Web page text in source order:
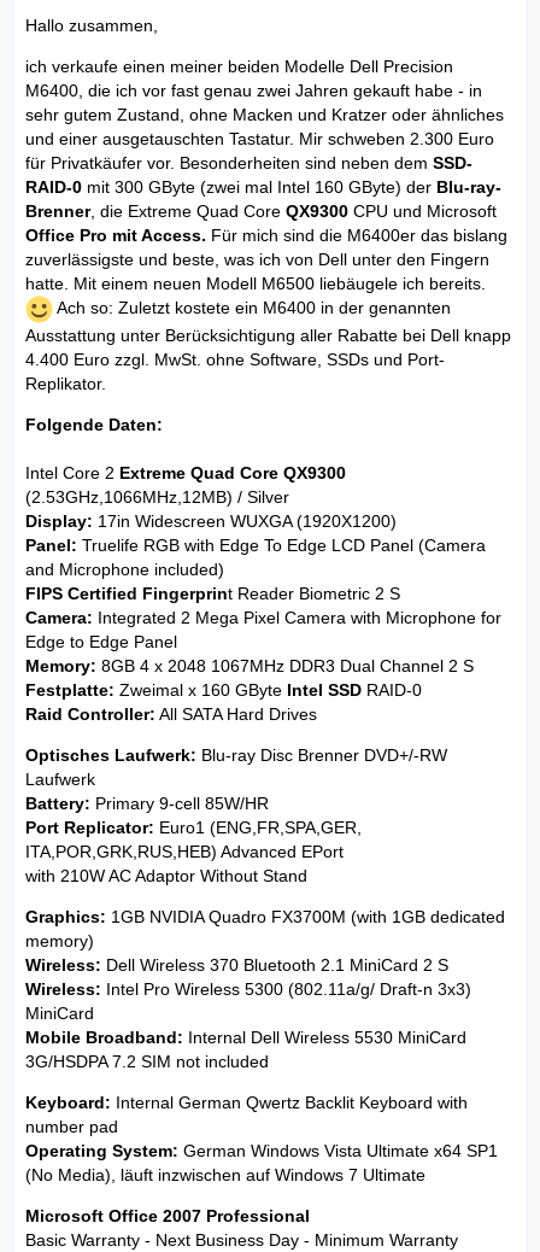
Hallo zusammen,
ich verkaufe einen meiner beiden Modelle Dell Precision
M6400, die ich vor fast genau zwei Jahren gekauft habe - in
sehr gutem Zustand, ohne Macken und Kratzer oder ähnliches
und einer ausgetauschten Tastatur. Mir schweben 2.300 Euro
für Privatkäufer vor. Besonderheiten sind neben dem SSD-
RAID-0 mit 300 GByte (zwei mal Intel 160 GByte) der Blu-ray-
Brenner, die Extreme Quad Core QX9300 CPU und Microsoft
Office Pro mit Access. Für mich sind die M6400er das bislang
zuverlässigste und beste, was ich von Dell unter den Fingern
hatte. Mit einem neuen Modell M6500 liebäugele ich bereits.
Ach so: Zuletzt kostete ein M6400 in der genannten
Ausstattung unter Berücksichtigung aller Rabatte bei Dell knapp
4.400 Euro zzgl. MwSt. ohne Software, SSDs und Port-
Replikator.
Folgende Daten:
Intel Core 2 Extreme Quad Core QX9300
(2.53GHz,1066MHz,12MB) / Silver
Display: 17in Widescreen WUXGA (1920X1200)
Panel: Truelife RGB with Edge To Edge LCD Panel (Camera
and Microphone included)
FIPS Certified Fingerprint Reader Biometric 2 S
Camera: Integrated 2 Mega Pixel Camera with Microphone for
Edge to Edge Panel
Memory: 8GB 4 x 2048 1067MHz DDR3 Dual Channel 2 S
Festplatte: Zweimal x 160 GByte Intel SSD RAID-0
Raid Controller: All SATA Hard Drives
Optisches Laufwerk: Blu-ray Disc Brenner DVD+/-RW
Laufwerk
Battery: Primary 9-cell 85W/HR
Port Replicator: Euro1 (ENG,FR,SPA,GER,
ITA,POR,GRK,RUS,HEB) Advanced EPort
with 210W AC Adaptor Without Stand
Graphics: 1GB NVIDIA Quadro FX3700M (with 1GB dedicated
memory)
Wireless: Dell Wireless 370 Bluetooth 2.1 MiniCard 2 S
Wireless: Intel Pro Wireless 5300 (802.11a/g/ Draft-n 3x3)
MiniCard
Mobile Broadband: Internal Dell Wireless 5530 MiniCard
3G/HSDPA 7.2 SIM not included
Keyboard: Internal German Qwertz Backlit Keyboard with
number pad
Operating System: German Windows Vista Ultimate x64 SP1
(No Media), läuft inzwischen auf Windows 7 Ultimate
Microsoft Office 2007 Professional
Basic Warranty - Next Business Day - Minimum Warranty